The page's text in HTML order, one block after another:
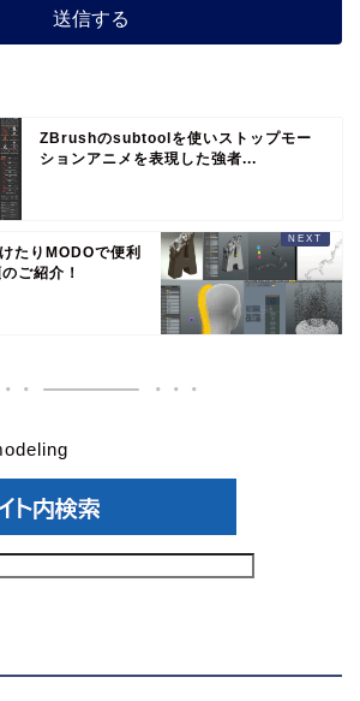
ZBrushのsubtoolを使いストップモー
ションアニメを表現した強者...
たりMODOで便利
ご紹介！